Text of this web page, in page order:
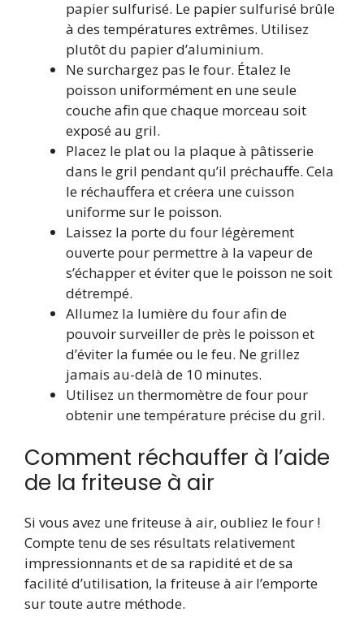
papier sulfurisé. Le papier sulfurisé brûle
à des températures extrêmes. Utilisez
plutôt du papier d’aluminium.
Ne surchargez pas le four. Étalez le
poisson uniformément en une seule
couche afin que chaque morceau soit
exposé au gril.
Placez le plat ou la plaque à pâtisserie
dans le gril pendant qu’il préchauffe. Cela
le réchauffera et créera une cuisson
uniforme sur le poisson.
Laissez la porte du four légèrement
ouverte pour permettre à la vapeur de
s’échapper et éviter que le poisson ne soit
détrempé.
Allumez la lumière du four afin de
pouvoir surveiller de près le poisson et
d’éviter la fumée ou le feu. Ne grillez
jamais au-delà de 10 minutes.
Utilisez un thermomètre de four pour
obtenir une température précise du gril.
Comment réchauffer à l’aide
de la friteuse à air
Si vous avez une friteuse à air, oubliez le four !
Compte tenu de ses résultats relativement
impressionnants et de sa rapidité et de sa
facilité d’utilisation, la friteuse à air l’emporte
sur toute autre méthode.